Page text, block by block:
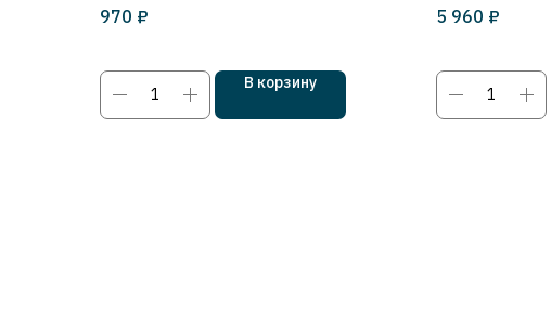
970 ₽
В корзину
5 960 ₽